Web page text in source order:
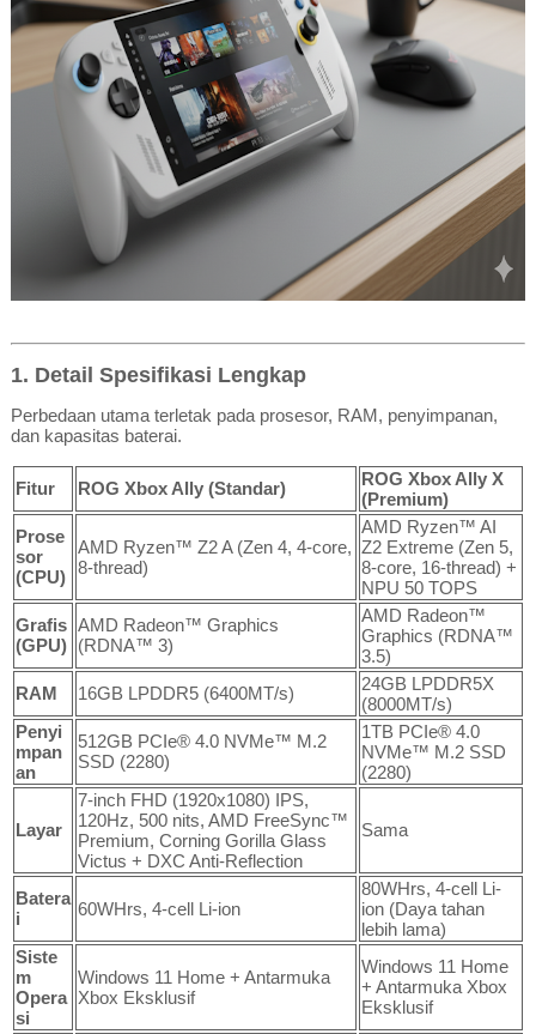
1. Detail Spesifikasi Lengkap
Perbedaan utama terletak pada prosesor, RAM, penyimpanan,
dan kapasitas baterai.
Fitur ROG Xbox Ally (Standar)
ROG Xbox Ally X
(Premium)
Prose
sor
(CPU)
AMD Ryzen™ Z2 A (Zen 4, 4-core,
8-thread)
AMD Ryzen™ AI
Z2 Extreme (Zen 5,
8-core, 16-thread) +
NPU 50 TOPS
Grafis
(GPU)
AMD Radeon™ Graphics
(RDNA™ 3)
AMD Radeon™
Graphics (RDNA™
3.5)
RAM
16GB LPDDR5 (6400MT/s)
24GB LPDDR5X
(8000MT/s)
Penyi
mpan
an
512GB PCIe® 4.0 NVMe™ M.2
SSD (2280)
1TB PCIe® 4.0
NVMe™ M.2 SSD
(2280)
Layar
7-inch FHD (1920x1080) IPS,
120Hz, 500 nits, AMD FreeSync™
Premium, Corning Gorilla Glass
Victus + DXC Anti-Reflection
Sama
Batera
i
60WHrs, 4-cell Li-ion
80WHrs, 4-cell Li-
ion (Daya tahan
lebih lama)
Siste
m
Opera
si
Windows 11 Home + Antarmuka
Xbox Eksklusif
Windows 11 Home
+ Antarmuka Xbox
Eksklusif